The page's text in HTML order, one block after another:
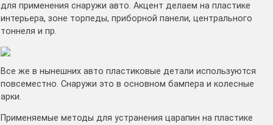
для применения снаружи авто. Акцент делаем на пластике
интерьера, зоне торпеды, приборной панели, центрального
тоннеля и пр.
Все же в нынешних авто пластиковые детали используются
повсеместно. Снаружи это в основном бампера и колесные
арки.
Применяемые методы для устранения царапин на пластике